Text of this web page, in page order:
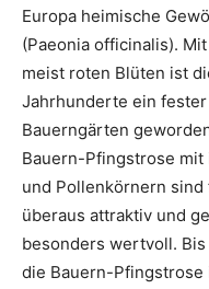
Europa heimische
(Paeonia officinalis).
meist roten Blüten ist
Jahrhunderte ein
Bauerngärten
Bauern-Pfingstrose
und Pollenkörnern
überaus attraktiv und
besonders wertvoll.
die Bauern-